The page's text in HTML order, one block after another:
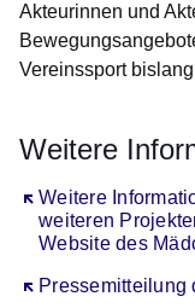
Akteurinnen und
Vereinssport
Weitere
Weitere
weiteren
Website des
Öffnet sich in
Pressemitteilung
Öffnet sich in